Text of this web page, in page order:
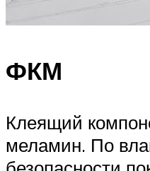
ФКМ
Клеящий
меламин. По